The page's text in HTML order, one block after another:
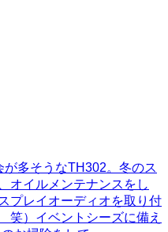
多そうなTH302。冬のス
オイルメンテナンスをし
プレイオーディオを取り付
）イベントシーズに備え